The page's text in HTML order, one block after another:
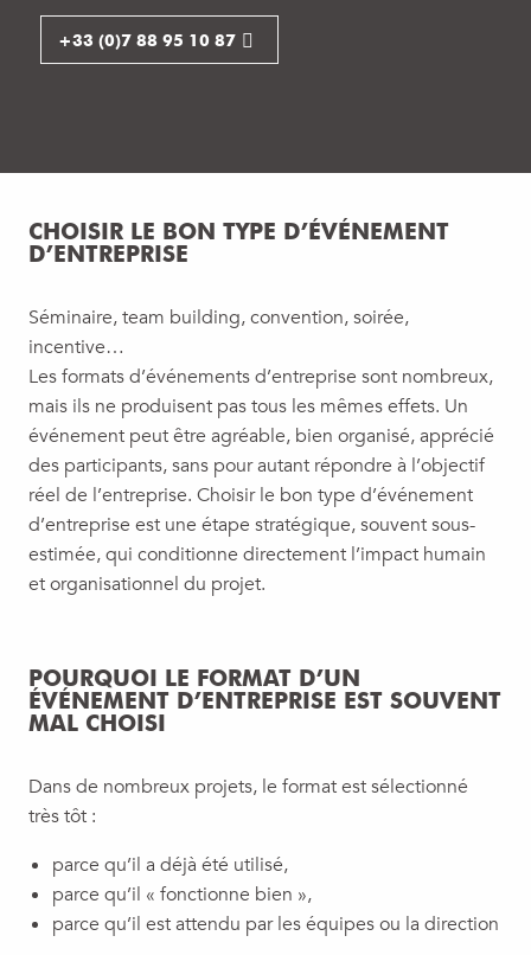
+33 (0)7 88 95 10 87
CHOISIR LE BON TYPE D’ÉVÉNEMENT
D’ENTREPRISE
Séminaire, team building, convention, soirée,
incentive…
Les formats d’événements d’entreprise sont nombreux,
mais ils ne produisent pas tous les mêmes effets. Un
événement peut être agréable, bien organisé, apprécié
des participants, sans pour autant répondre à l’objectif
réel de l’entreprise. Choisir le bon type d’événement
d’entreprise est une étape stratégique, souvent sous-
estimée, qui conditionne directement l’impact humain
et organisationnel du projet.
POURQUOI LE FORMAT D’UN
ÉVÉNEMENT D’ENTREPRISE EST SOUVENT
MAL CHOISI
Dans de nombreux projets, le format est sélectionné
très tôt :
parce qu’il a déjà été utilisé,
parce qu’il « fonctionne bien »,
parce qu’il est attendu par les équipes ou la direction